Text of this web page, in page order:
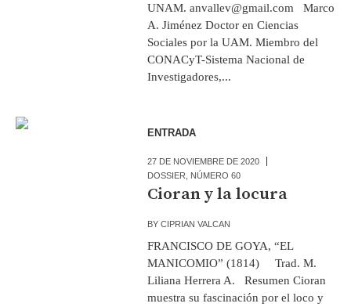
UNAM. anvallev@gmail.com Marco
A. Jiménez Doctor en Ciencias
Sociales por la UAM. Miembro del
CONACyT-Sistema Nacional de
Investigadores,...
ENTRADA
27 DE NOVIEMBRE DE 2020
DOSSIER
NÚMERO 60
Cioran y la locura
BYCIPRIAN VALCAN
FRANCISCO DE GOYA, “EL
MANICOMIO” (1814) Trad. M.
Liliana Herrera A. Resumen Cioran
muestra su fascinación por el loco y